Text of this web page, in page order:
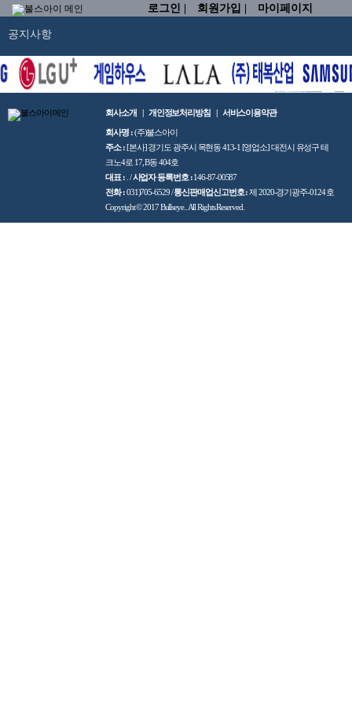
로그인 | 회원가입 | 마이페이지
공지사항
전체메뉴
회사소개 개인정보처리방침 서비스이용약관
회사명 :(주)불스아이
주소 :[본사] 경기도 광주시 목현동 413-1 [영업소] 대전시 유성구 테
크노4로 17, B동 404호
대표 : /사업자 등록번호 :146-87-00587
전화 :031)705-6529/통신판매업신고번호 :제 2020-경기광주-0124 호
Copyright © 2017 Bullseye. . All Rights Reserved.